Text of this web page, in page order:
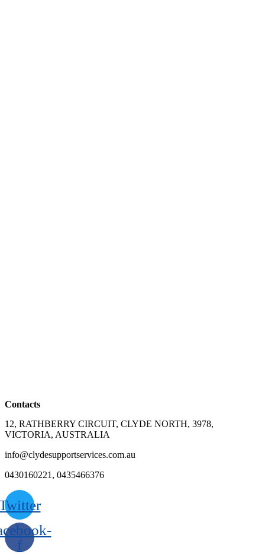
Contacts
12, RATHBERRY CIRCUIT, CLYDE NORTH, 3978,
VICTORIA, AUSTRALIA
info@clydesupportservices.com.au
0430160221, 0435466376
f